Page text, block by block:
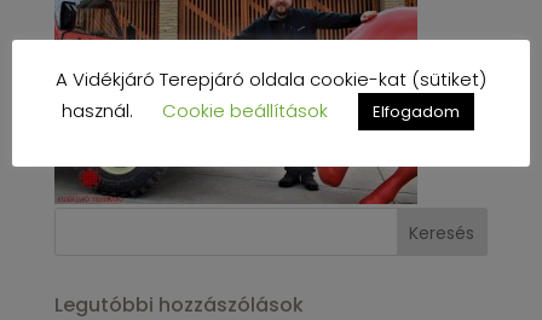
Legutóbbi hozzászólások
A Vidékjáró Terepjáró oldala cookie-kat (sütiket)
használ.
Cookie beállítások Elfogadom